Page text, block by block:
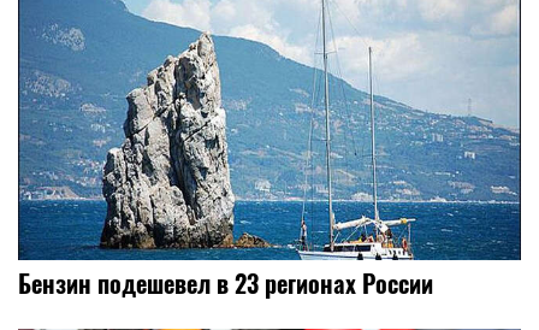
Бензин подешевел в 23 регионах России